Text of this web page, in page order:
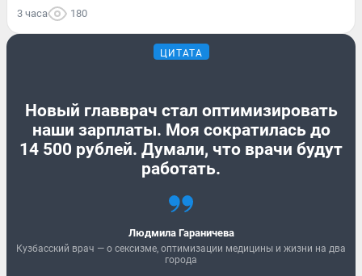
3 часа 180
ЦИТАТА
Новый главврач стал оптимизировать
наши зарплаты. Моя сократилась до
14 500 рублей. Думали, что врачи будут
работать.
Людмила Гараничева
Кузбасский врач — о сексизме, оптимизации медицины и жизни на два
города